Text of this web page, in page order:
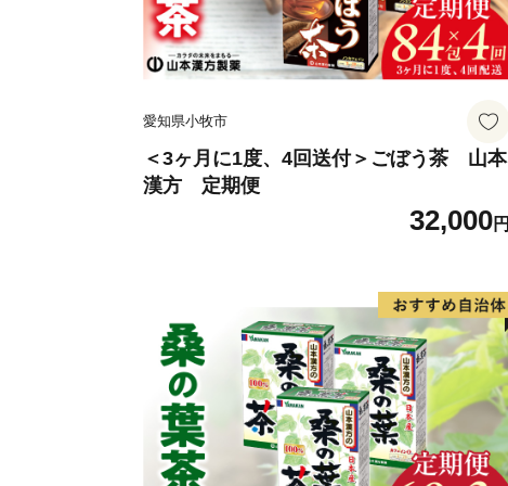
愛知県小牧市
＜3ヶ月に1度、4回送付＞ごぼう茶 山本
漢方 定期便
32,000円